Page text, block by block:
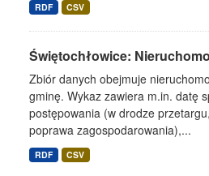
RDF CSV
Świętochłowice:
Zbiór danych obejmuje
gminę. Wykaz zawiera m.in. datę
postępowania (w drodze
poprawa zagospodarowania),...
RDF CSV